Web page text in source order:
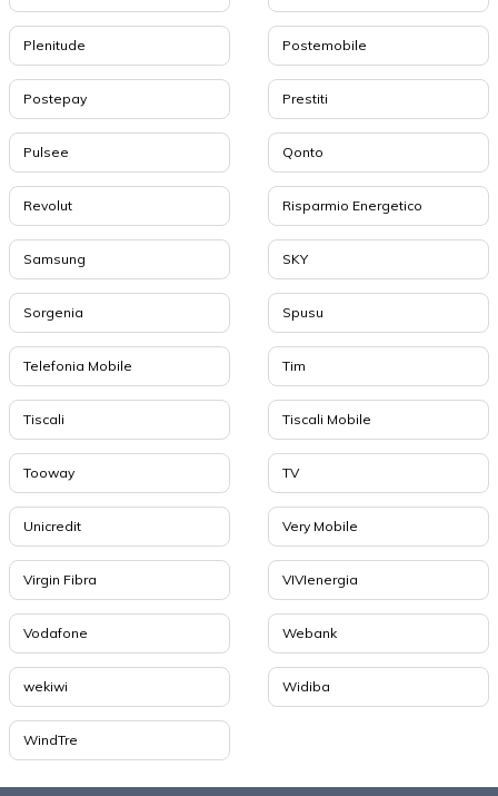
Plenitude Postemobile
Postepay Prestiti
Pulsee Qonto
Revolut Risparmio Energetico
Samsung SKY
Sorgenia Spusu
Telefonia Mobile Tim
Tiscali Tiscali Mobile
Tooway TV
Unicredit Very Mobile
Virgin Fibra VIVIenergia
Vodafone Webank
wekiwi Widiba
WindTre